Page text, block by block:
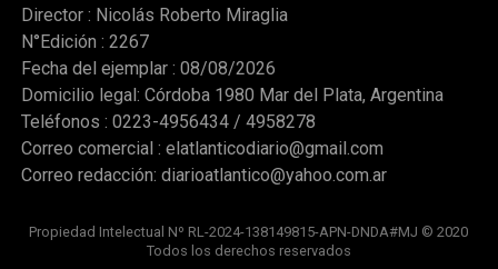
Director : Nicolás Roberto Miraglia
N°Edición : 2267
Fecha del ejemplar : 08/08/2026
Domicilio legal: Córdoba 1980 Mar del Plata, Argentina
Teléfonos : 0223-4956434 / 4958278
Correo comercial : elatlanticodiario@gmail.com
Correo redacción: diarioatlantico@yahoo.com.ar
Propiedad Intelectual Nº RL-2024-138149815-APN-DNDA#MJ © 2020
Todos los derechos reservados